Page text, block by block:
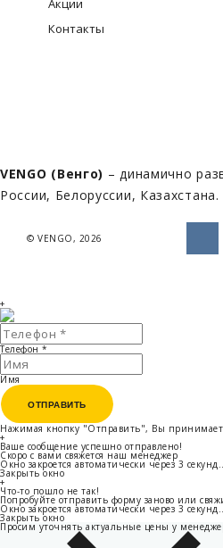
© VENGO, 2026
Акции
Контакты
VENGO (Венго) – динамично
России, Белоруссии, Казахстана.
+
Телефон *
Имя
ОТПРАВИТЬ
ОТПРАВИТЬ
Нажимая кнопку "Отправить", Вы
+
Ваше сообщение успешно отправлено!
Скоро с вами свяжется наш менеджер
Окно закроется автоматически через 3
Закрыть окно
+
Что-то пошло не так!
Попробуйте отправить форму заново или
Окно закроется автоматически через 3
Закрыть окно
Просим уточнять актуальные цены у